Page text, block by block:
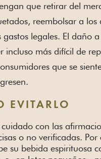
que retirar del
reembolsar a los
gastos legales. El daño
incluso más difícil de
que se
EVITARLO
cuidado con las
o no verificadas. Por
su bebida espirituosa